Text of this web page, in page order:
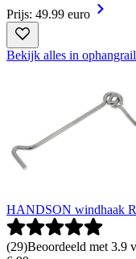
Prijs: 49.99 euro
Bekijk alles in ophangrail
HANDSON windhaak
(29)Beoordeeld met 3.9